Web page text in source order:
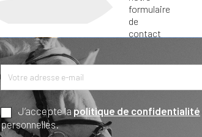
J’accepte la politique de confidentialité
personnelles.